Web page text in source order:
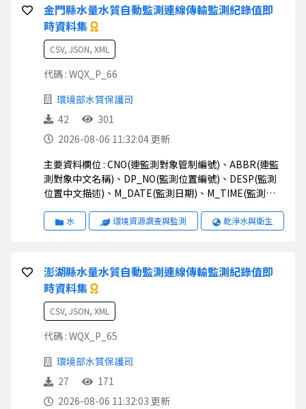
金門縣水量水質自動監測連線傳輸監測紀錄值即
時資料集
CSV, JSON, XML
代碼 : WQX_P_66
環境部水質保護司
42
301
2026-08-06 11:32:04 更新
主要資料欄位 : CNO(連監測對象管制編號)、ABBR(連監
測對象中文名稱)、DP_NO(監測位置編號)、DESP(監測
位置中文描述)、M_DATE(監測日期)、M_TIME(監測時
位)、STD1(排放標準一)、STD2(排放標準二)、
水 環境資源調查與監測 乾淨水與衛生
澎湖縣水量水質自動監測連線傳輸監測紀錄值即
時資料集
CSV, JSON, XML
代碼 : WQX_P_65
環境部水質保護司
27
171
2026-08-06 11:32:03 更新